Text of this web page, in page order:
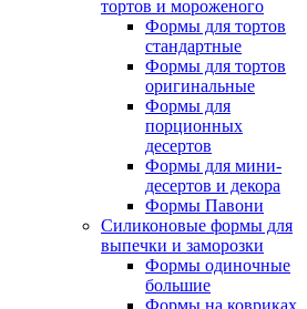
тортов и мороженого
Формы для тортов
стандартные
Формы для тортов
оригинальные
Формы для
порционных
десертов
Формы для мини-
десертов и декора
Формы Павони
Силиконовые формы для
выпечки и заморозки
Формы одиночные
большие
Формы на ковриках